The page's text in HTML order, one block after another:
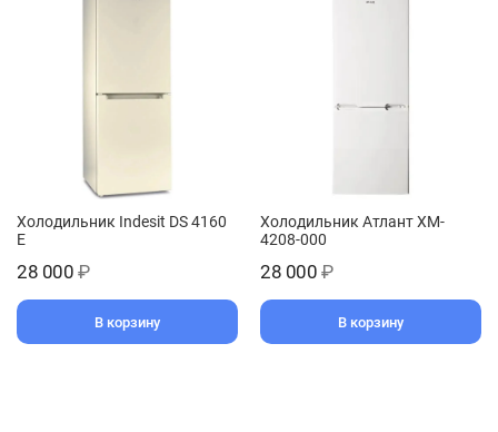
Холодильник Indesit DS 4160
E
28 000 ₽
В корзину
Холодильник Атлант XM-
4208-000
28 000 ₽
В корзину